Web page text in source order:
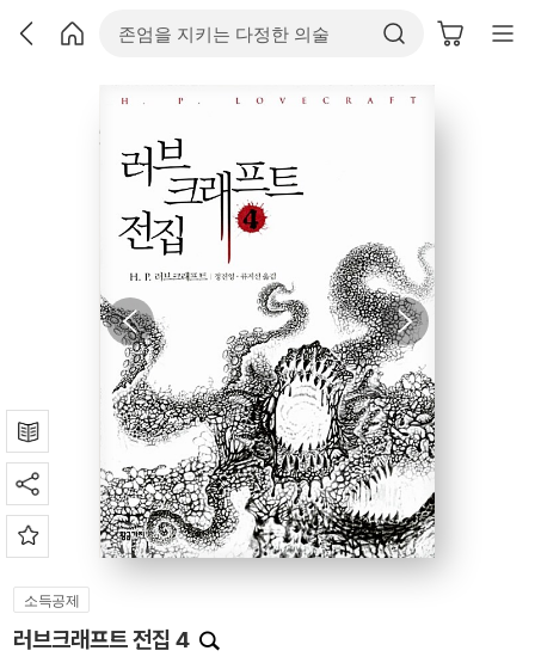
소득공제
러브크래프트 전집 4